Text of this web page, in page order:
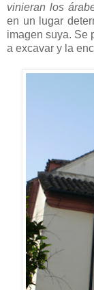
vinieran los
en un lugar
imagen suya. Se
a excavar y la